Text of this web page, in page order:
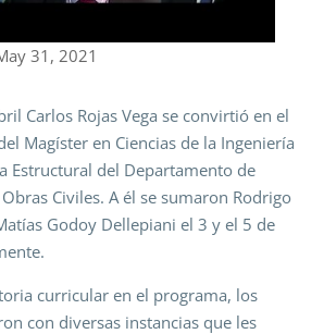
31, 2021
Carlos Rojas Vega se convirtió en el
Magíster en Ciencias de la Ingeniería
Estructural del Departamento de
Civiles. A él se sumaron Rodrigo
Godoy Dellepiani el 3 y el 5 de
curricular en el programa, los
con diversas instancias que les